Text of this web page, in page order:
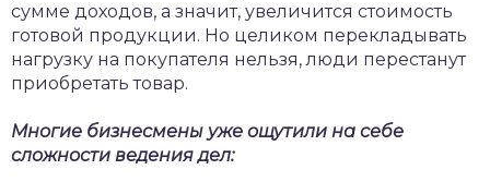
сумме доходов, а значит, увеличится стоимость
готовой продукции. Но целиком перекладывать
нагрузку на покупателя нельзя, люди перестанут
приобретать товар.
Многие бизнесмены уже ощутили на себе
сложности ведения дел: